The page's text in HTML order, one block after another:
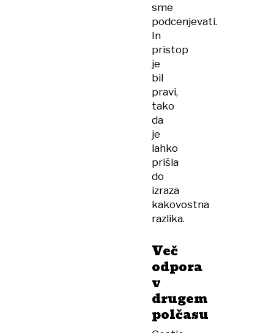
sme
podcenjevati.
In
pristop
je
bil
pravi,
tako
da
je
lahko
prišla
do
izraza
kakovostna
razlika.
Več
odpora
v
drugem
polčasu